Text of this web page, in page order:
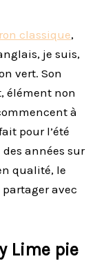
classique,
je suis,
vert. Son
élément non
à
pour l’été
années sur
qualité, le
avec
Lime pie